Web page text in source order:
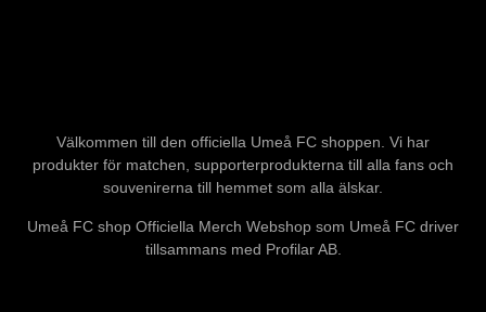
Välkommen till den officiella Umeå FC shoppen. Vi har
produkter för matchen, supporterprodukterna till alla fans och
souvenirerna till hemmet som alla älskar.
Umeå FC shop Officiella Merch Webshop som Umeå FC driver
tillsammans med Profilar AB.